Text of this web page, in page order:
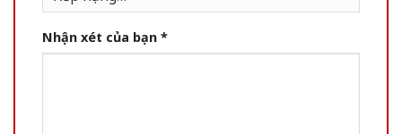
Nhận xét của bạn *